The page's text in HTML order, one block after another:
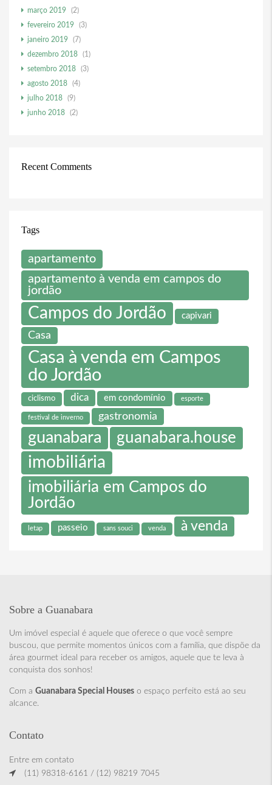
março 2019
(2)
fevereiro 2019
(3)
janeiro 2019
(7)
dezembro 2018
(1)
setembro 2018
(3)
agosto 2018
(4)
julho 2018
(9)
junho 2018
(2)
Recent Comments
Tags
apartamento
apartamento à venda em campos do
jordão
Campos do Jordão capivari
Casa
Casa à venda em Campos
do Jordão
ciclismo dica em condomínio esporte
festival de inverno gastronomia
guanabara guanabara.house
imobiliária
imobiliária em Campos do
Jordão
letap passeio sans souci venda à venda
Sobre a Guanabara
Um imóvel especial é aquele que oferece o que você sempre
buscou, que permite momentos únicos com a família, que dispõe da
área gourmet ideal para receber os amigos, aquele que te leva à
conquista dos sonhos!
Com a Guanabara Special Houses o espaço perfeito está ao seu
alcance.
Contato
Entre em contato
(11) 98318-6161 / (12) 98219 7045